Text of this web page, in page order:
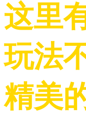
这里
玩法
精美